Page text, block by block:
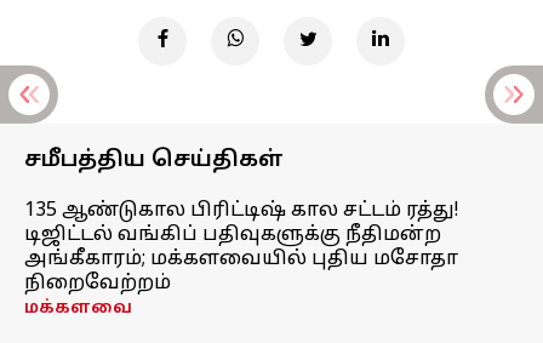
சமீபத்திய செய்திகள்
135 ஆண்டுகால பிரிட்டிஷ் கால சட்டம் ரத்து!
டிஜிட்டல் வங்கிப் பதிவுகளுக்கு நீதிமன்ற
அங்கீகாரம்; மக்களவையில் புதிய மசோதா
நிறைவேற்றம்
மக்களவை